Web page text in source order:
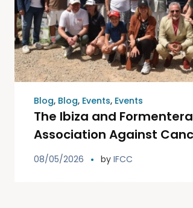
Blog, Blog, Events, Events
The Ibiza and Formentera
Association Against
is celebrating this
08/05/2026 by IFCC